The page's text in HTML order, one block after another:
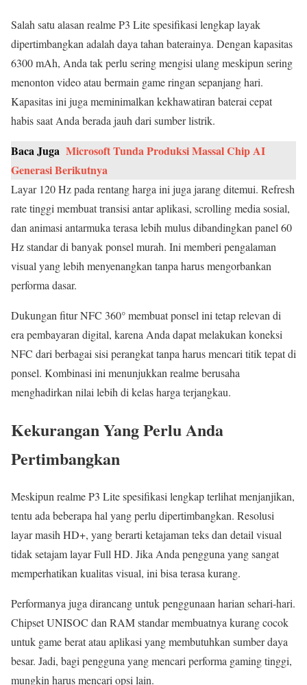
Salah satu alasan realme P3 Lite spesifikasi lengkap layak
dipertimbangkan adalah daya tahan baterainya. Dengan kapasitas
6300 mAh, Anda tak perlu sering mengisi ulang meskipun sering
menonton video atau bermain game ringan sepanjang hari.
Kapasitas ini juga meminimalkan kekhawatiran baterai cepat
habis saat Anda berada jauh dari sumber listrik.
Baca Juga Microsoft Tunda Produksi Massal Chip AI
Generasi Berikutnya
Layar 120 Hz pada rentang harga ini juga jarang ditemui. Refresh
rate tinggi membuat transisi antar aplikasi, scrolling media sosial,
dan animasi antarmuka terasa lebih mulus dibandingkan panel 60
Hz standar di banyak ponsel murah. Ini memberi pengalaman
visual yang lebih menyenangkan tanpa harus mengorbankan
performa dasar.
Dukungan fitur NFC 360° membuat ponsel ini tetap relevan di
era pembayaran digital, karena Anda dapat melakukan koneksi
NFC dari berbagai sisi perangkat tanpa harus mencari titik tepat di
ponsel. Kombinasi ini menunjukkan realme berusaha
menghadirkan nilai lebih di kelas harga terjangkau.
Kekurangan Yang Perlu Anda
Pertimbangkan
Meskipun realme P3 Lite spesifikasi lengkap terlihat menjanjikan,
tentu ada beberapa hal yang perlu dipertimbangkan. Resolusi
layar masih HD+, yang berarti ketajaman teks dan detail visual
tidak setajam layar Full HD. Jika Anda pengguna yang sangat
memperhatikan kualitas visual, ini bisa terasa kurang.
Performanya juga dirancang untuk penggunaan harian sehari-hari.
Chipset UNISOC dan RAM standar membuatnya kurang cocok
untuk game berat atau aplikasi yang membutuhkan sumber daya
besar. Jadi, bagi pengguna yang mencari performa gaming tinggi,
mungkin harus mencari opsi lain.